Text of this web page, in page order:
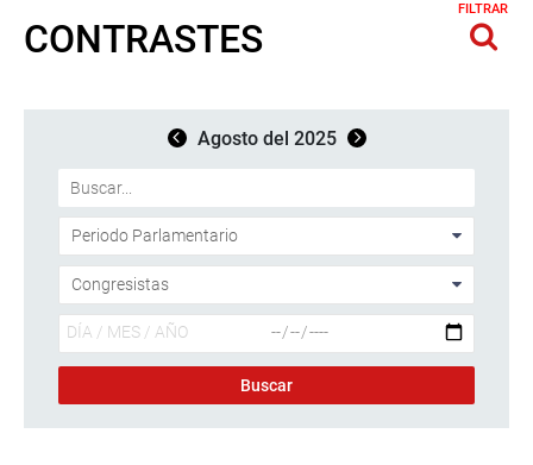
CONTRASTES
FILTRAR
Agosto del 2025